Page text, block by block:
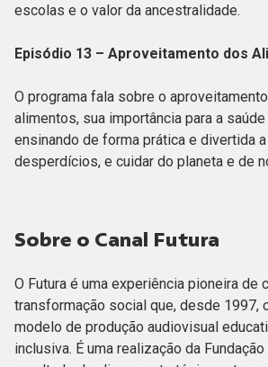
escolas e o valor da ancestralidade.
Episódio 13 – Aproveitamento dos
O programa fala sobre o
alimentos, sua importância para a
ensinando de forma prática e divertida
desperdícios, e cuidar do planeta e de
Sobre o Canal Futura
O Futura é uma experiência pioneira de
transformação social que, desde 1997,
modelo de produção audiovisual
inclusiva. É uma realização da